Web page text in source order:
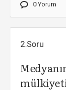
0 Yorum
2.Soru